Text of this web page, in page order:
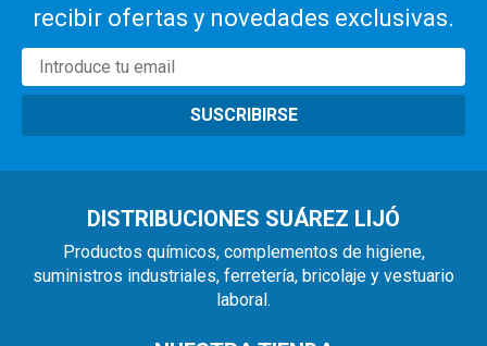
recibir ofertas y novedades exclusivas.
SUSCRIBIRSE
DISTRIBUCIONES SUÁREZ LIJÓ
Productos químicos, complementos de higiene,
suministros industriales, ferretería, bricolaje y vestuario
laboral.